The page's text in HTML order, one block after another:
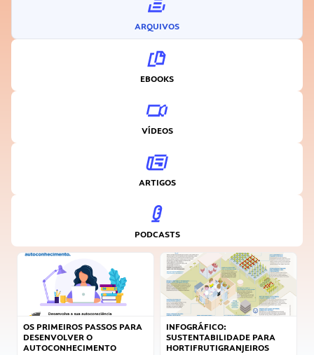
ARQUIVOS
EBOOKS
VÍDEOS
ARTIGOS
PODCASTS
OS PRIMEIROS PASSOS PARA
DESENVOLVER O
AUTOCONHECIMENTO
INFOGRÁFICO:
SUSTENTABILIDADE PARA
HORTIFRUTIGRANJEIROS